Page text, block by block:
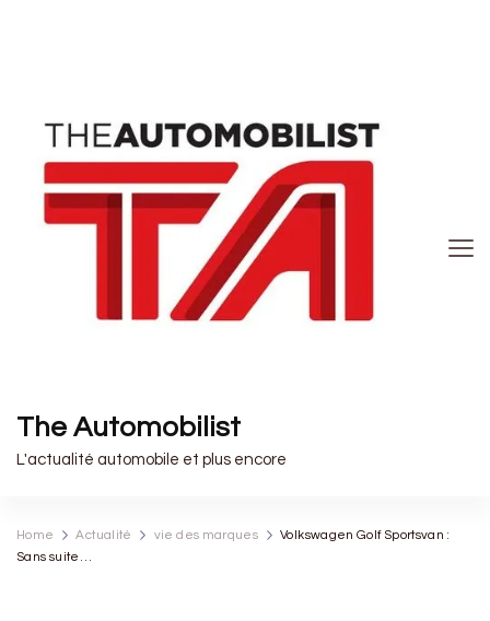
The Automobilist
L'actualité automobile et plus encore
Home Actualité vie des marques
Volkswagen Golf Sportsvan :
Sans suite…